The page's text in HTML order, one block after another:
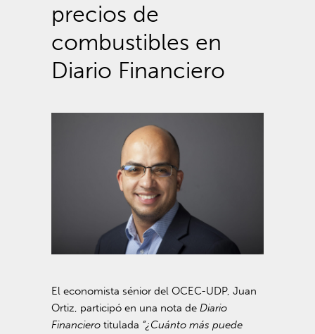
precios de
combustibles en
Diario Financiero
El economista sénior del OCEC-UDP, Juan
Ortiz, participó en una nota deDiario
Financiero titulada “¿Cuánto más puede